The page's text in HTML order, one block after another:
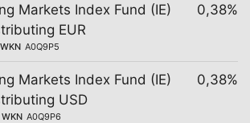
Markets Index Fund (IE)
EUR
WKN A0Q9P5
0,38%
Markets Index Fund (IE)
USD
WKN A0Q9P6
0,38%